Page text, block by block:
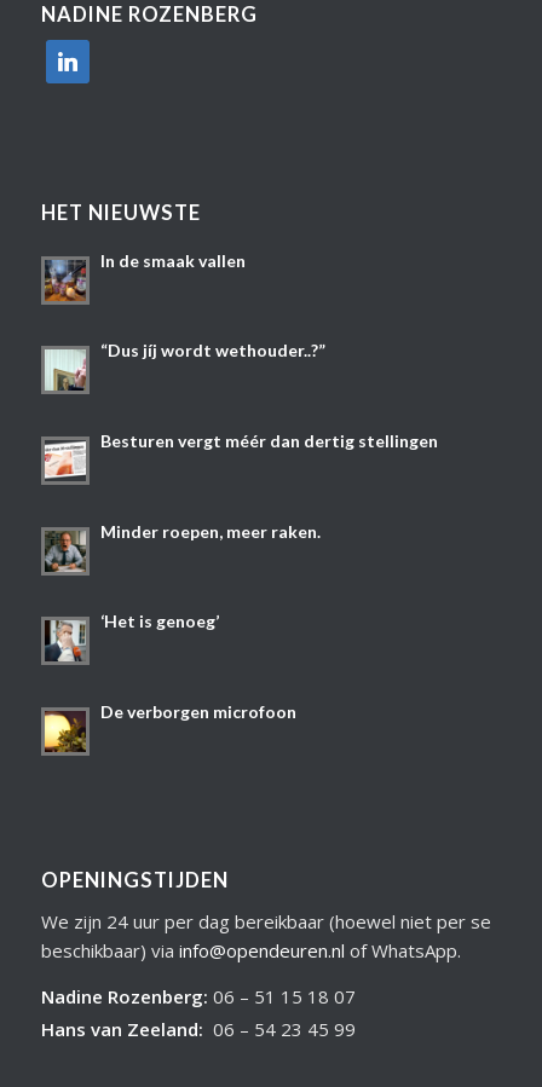
NADINE ROZENBERG
linkedin
HET NIEUWSTE
In de smaak vallen
“Dus jíj wordt wethouder..?”
Besturen vergt méér dan dertig stellingen
Minder roepen, meer raken.
‘Het is genoeg’
De verborgen microfoon
OPENINGSTIJDEN
We zijn 24 uur per dag bereikbaar (hoewel niet per se
beschikbaar) via info@opendeuren.nl of WhatsApp.
Nadine Rozenberg: 06 – 51 15 18 07
Hans van Zeeland: 06 – 54 23 45 99